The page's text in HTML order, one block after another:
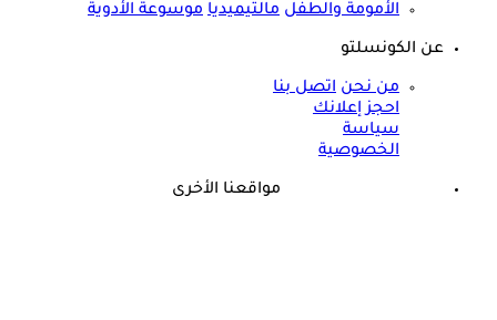
الأمومة والطفل مالتيميديا موسوعة الأدوية
عن الكونسلتو
من نحن اتصل بنا
احجز إعلانك
سياسة
الخصوصية
مواقعنا الأخرى